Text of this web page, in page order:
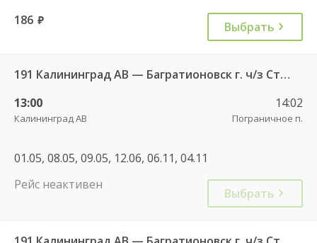
186 руб. Выбрать
191 Калининград АВ — Багратионовск г. ч/з Стрельня п., Долгоруково п.
13:00
Калининград АВ
14:02
Пограничное п.
01.05, 08.05, 09.05, 12.06, 06.11, 04.11
Рейс неактивен
Выбрать